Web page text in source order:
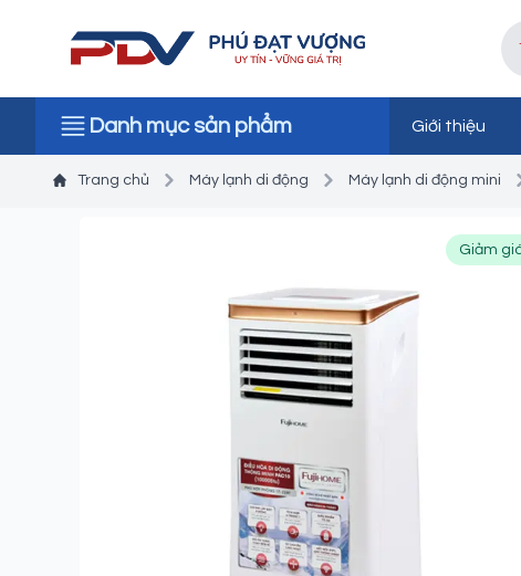
Danh mục sản phẩm Giới thiệu
Trang chủ Máy lạnh di động Máy lạnh di động mini
Giảm